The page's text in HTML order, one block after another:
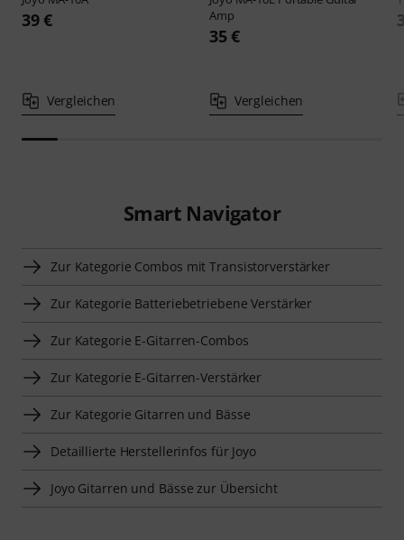
39 €
Vergleichen
Amp
35 €
Vergleichen
Smart Navigator
Zur Kategorie Combos mit Transistorverstärker
Zur Kategorie Batteriebetriebene Verstärker
Zur Kategorie E-Gitarren-Combos
Zur Kategorie E-Gitarren-Verstärker
Zur Kategorie Gitarren und Bässe
Detaillierte Herstellerinfos für Joyo
Joyo Gitarren und Bässe zur Übersicht